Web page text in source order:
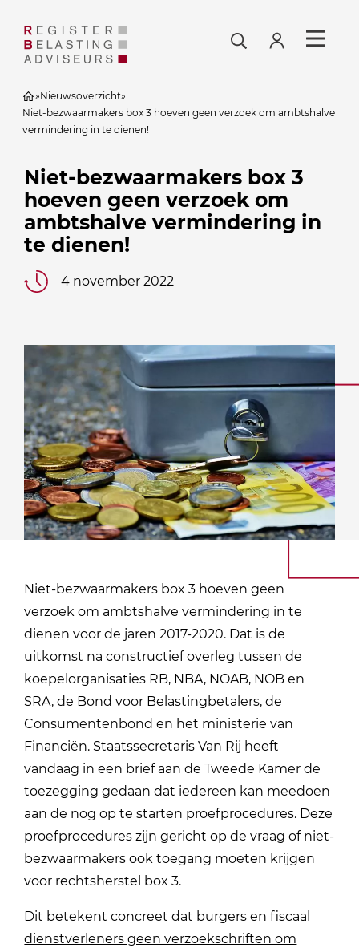
»Nieuwsoverzicht»
Niet-bezwaarmakers box 3 hoeven geen verzoek om ambtshalve
vermindering in te dienen!
Niet-bezwaarmakers box 3
hoeven geen verzoek om
ambtshalve vermindering in
te dienen!
4 november 2022
Niet-bezwaarmakers box 3 hoeven geen
verzoek om ambtshalve vermindering in te
dienen voor de jaren 2017-2020. Dat is de
uitkomst na constructief overleg tussen de
koepelorganisaties RB, NBA, NOAB, NOB en
SRA, de Bond voor Belastingbetalers, de
Consumentenbond en het ministerie van
Financiën. Staatssecretaris Van Rij heeft
vandaag in een brief aan de Tweede Kamer de
toezegging gedaan dat iedereen kan meedoen
aan de nog op te starten proefprocedures. Deze
proefprocedures zijn gericht op de vraag of niet-
bezwaarmakers ook toegang moeten krijgen
voor rechtsherstel box 3.
Dit betekent concreet dat burgers en fiscaal
dienstverleners geen verzoekschriften om